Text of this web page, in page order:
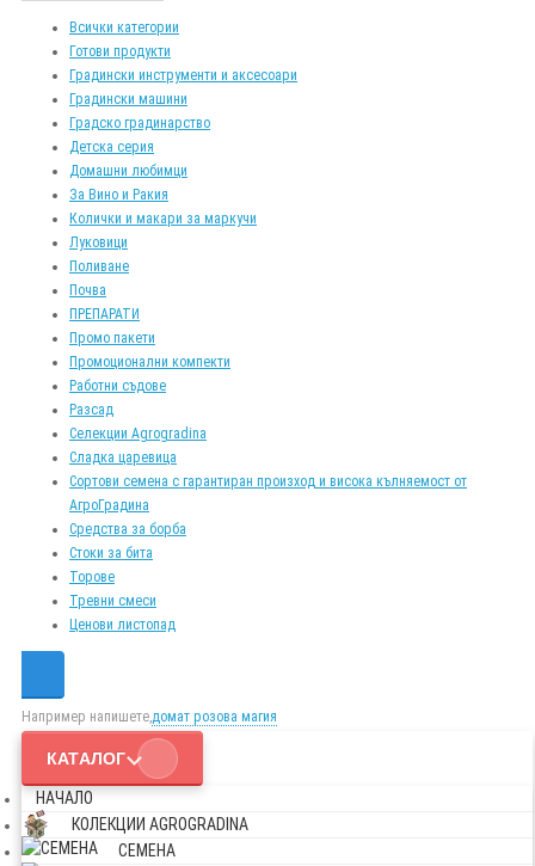
Всички категории
Готови продукти
Градински инструменти и аксесоари
Градински машини
Градско градинарство
Детска серия
Домашни любимци
За Вино и Ракия
Колички и макари за маркучи
Луковици
Поливане
Почва
ПРЕПАРАТИ
Промо пакети
Промоционални компекти
Работни съдове
Разсад
Селекции Agrogradina
Сладка царевица
Сортови семена с гарантиран произход и висока кълняемост от
АгроГрадина
Средства за борба
Стоки за бита
Торове
Тревни смеси
Ценови листопад
Например напишете,домат розова магия
КАТАЛОГ
НАЧАЛО
КОЛЕКЦИИ AGROGRADINA
СЕМЕНА